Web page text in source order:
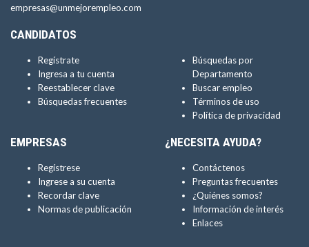
empresas@unmejorempleo.com
CANDIDATOS
Regístrate
Ingresa a tu cuenta
Reestablecer clave
Búsquedas frecuentes
Búsquedas por
Departamento
Buscar empleo
Términos de uso
Política de privacidad
EMPRESAS
Regístrese
Ingrese a su cuenta
Recordar clave
Normas de publicación
¿NECESITA AYUDA?
Contáctenos
Preguntas frecuentes
¿Quiénes somos?
Información de interés
Enlaces